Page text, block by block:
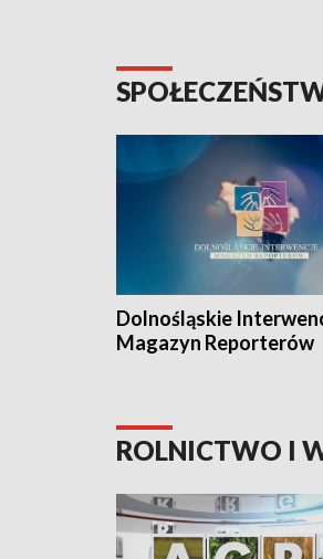
Dolnośląskie
Magazyn Reporterów
ROLNICTWO I